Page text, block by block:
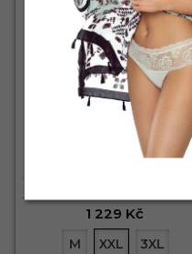
1 229 Kč
M XXL 3XL